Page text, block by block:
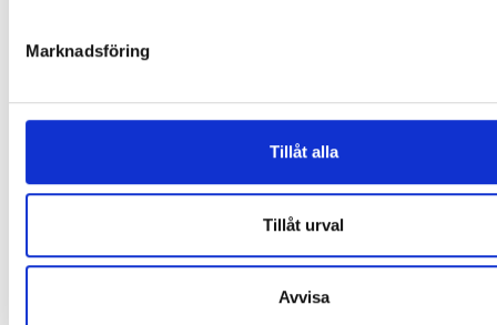
Marknadsföring
Tillåt alla
Tillåt urval
Avvisa
Solna kommun
RESTPLATS FINNS
GÅ TILL UTBILDNINGEN